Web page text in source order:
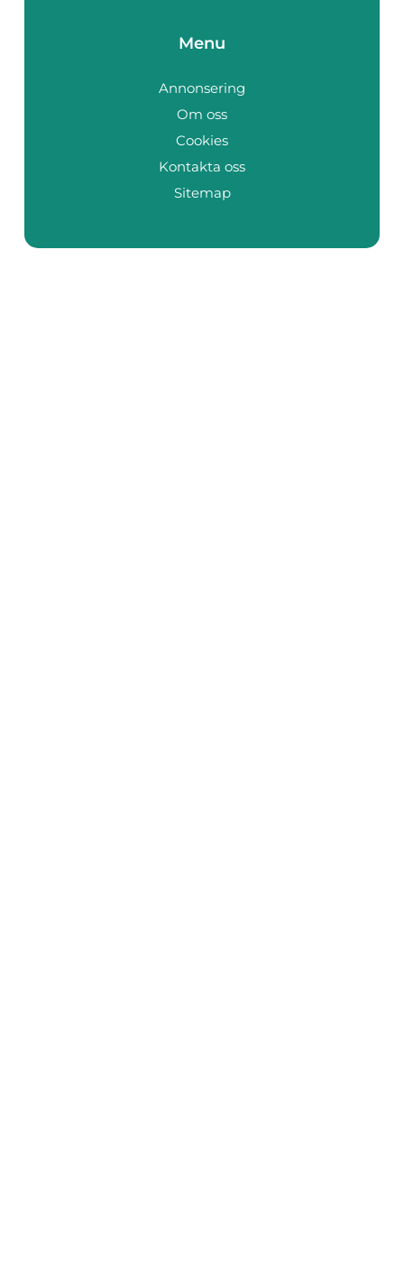
Menu
Annonsering
Om oss
Cookies
Kontakta oss
Sitemap